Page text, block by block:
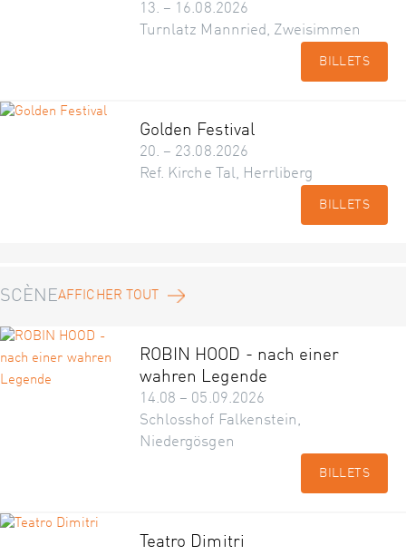
13. – 16.08.2026
Turnlatz Mannried, Zweisimmen
BILLETS
Golden Festival
20. – 23.08.2026
Ref. Kirche Tal, Herrliberg
BILLETS
SCÈNEAFFICHER TOUT
ROBIN HOOD - nach einer
wahren Legende
14.08 – 05.09.2026
Schlosshof Falkenstein,
Niedergösgen
BILLETS
Teatro Dimitri